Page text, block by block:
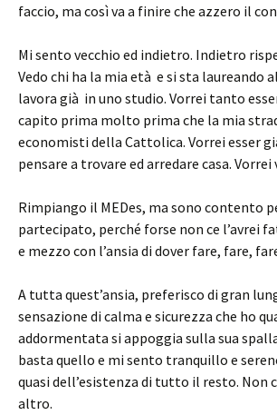
faccio, ma così va a finire che azzero il
Mi sento vecchio ed indietro. Indietro
Vedo chi ha la mia età e si sta laureando
lavora già in uno studio. Vorrei tanto
capito prima molto prima che la mia
economisti della Cattolica. Vorrei esser
pensare a trovare ed arredare casa.
Rimpiango il MEDes, ma sono contento
partecipato, perché forse non ce l’avrei
e mezzo con l’ansia di dover fare, fare,
A tutta quest’ansia, preferisco di gran
sensazione di calma e sicurezza che ho
addormentata si appoggia sulla sua
basta quello e mi sento tranquillo e
quasi dell’esistenza di tutto il resto. Non
altro.